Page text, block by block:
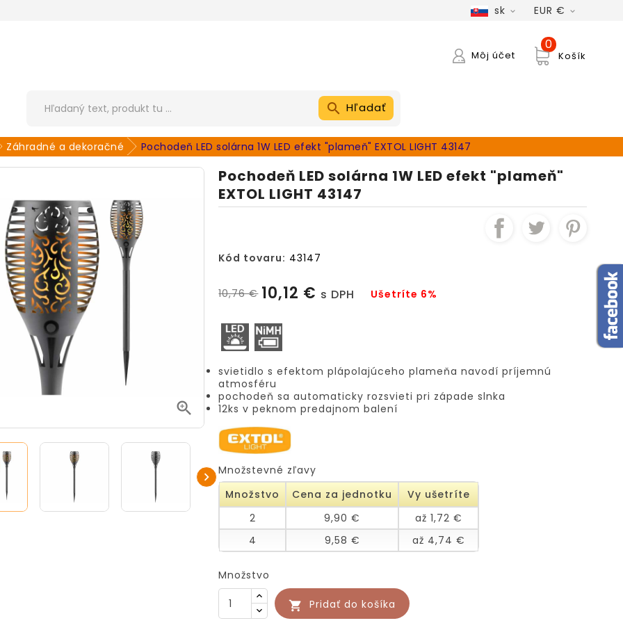
EUR € 
sk 
Košík
0
Môj účet
Hľadať
Záhradné a dekoračné Pochodeň LED solárna 1W LED efekt "plameň" EXTOL LIGHT 43147


Pochodeň LED solárna 1W LED efekt "plameň"
EXTOL LIGHT 43147
Kód tovaru: 43147
10,76 € 10,12 € s DPH Ušetríte 6%
svietidlo s efektom plápolajúceho plameňa navodí príjemnú
atmosféru
pochodeň sa automaticky rozsvieti pri západe slnka
12ks v peknom predajnom balení
Množstevné zľavy
Množstvo
Cena za jednotku
Vy ušetríte
2
9,90 €
až 1,72 €
4
9,58 € až 4,74 €
Množstvo
 Pridať do košíka